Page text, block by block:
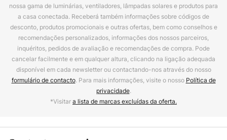
nossa gama de luminárias, ventiladores, lâmpadas solares e produtos para
a casa conectada. Receberá também informações sobre códigos de
desconto, produtos promocionais e outras ofertas, bem como conselhos e
recomendações personalizados, informações dos nossos parceiros,
inquéritos, pedidos de avaliação e recomendações de compra. Pode
cancelar facilmente e em qualquer altura, clicando na ligação adequada
disponível em cada newsletter ou contactando-nos através do nosso
formulário de contacto. Para mais informações, visite o nosso Política de
privacidade.
*Visitara lista de marcas excluídas da oferta.